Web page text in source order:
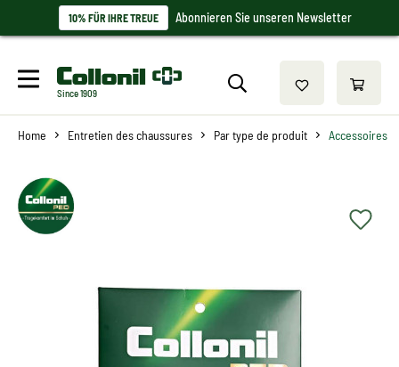
10% FÜR IHRE TREUE Abonnieren Sie unseren Newsletter
Since 1909
Home Entretien des chaussures Par type de produit Accessoires